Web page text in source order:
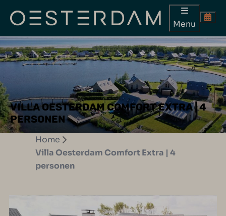
Menu
VILLA OESTERDAM COMFORT EXTRA | 4
PERSONEN
Home
Villa Oesterdam Comfort Extra | 4
personen